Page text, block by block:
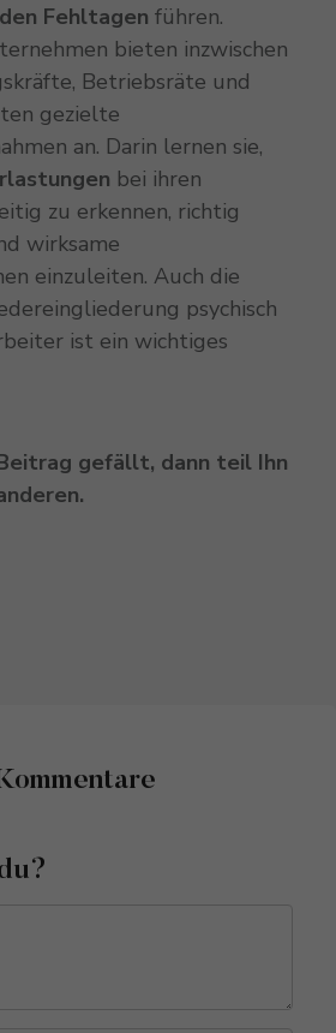
Fehltagen führen.
bieten inzwischen
Betriebsräte und
gezielte
an. Darin lernen sie,
bei ihren
zu erkennen, richtig
wirksame
einzuleiten. Auch die
psychisch
ist ein wichtiges
gefällt, dann teil Ihn